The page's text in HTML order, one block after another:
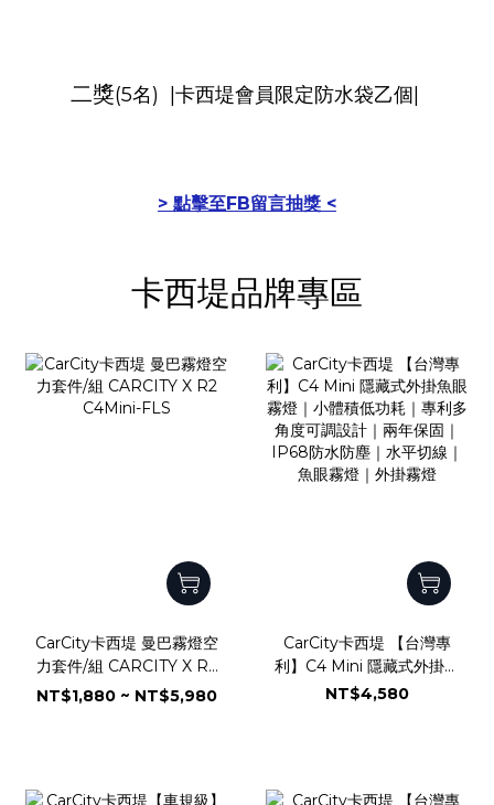
二獎(5名) |卡西堤會員限定防水袋乙個|
> 點擊至FB留言抽獎 <
卡西堤品牌專區
CarCity卡西堤 曼巴霧燈空
力套件/組 CARCITY X R2
C4Mini-FLS
NT$1,880 ~ NT$5,980
CarCity卡西堤 【台灣專
利】C4 Mini 隱藏式外掛魚
眼霧燈｜小體積低功耗｜專
NT$4,580